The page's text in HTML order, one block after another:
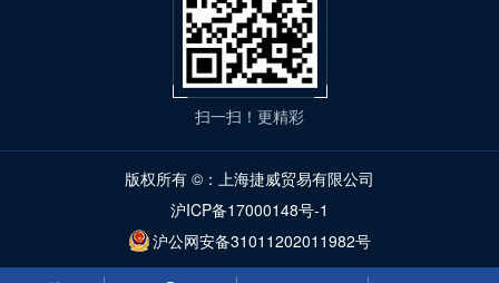
扫一扫！更精彩
版权所有 ©：上海捷威贸易有限公司
沪ICP备17000148号-1
沪公网安备31011202011982号